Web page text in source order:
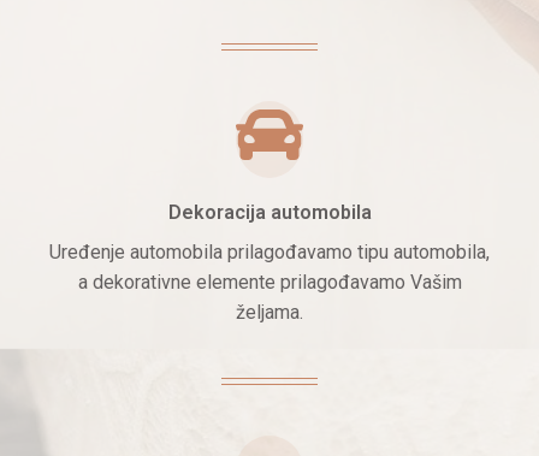
Dekoracija automobila
Uređenje automobila prilagođavamo tipu automobila,
a dekorativne elemente prilagođavamo Vašim
željama.